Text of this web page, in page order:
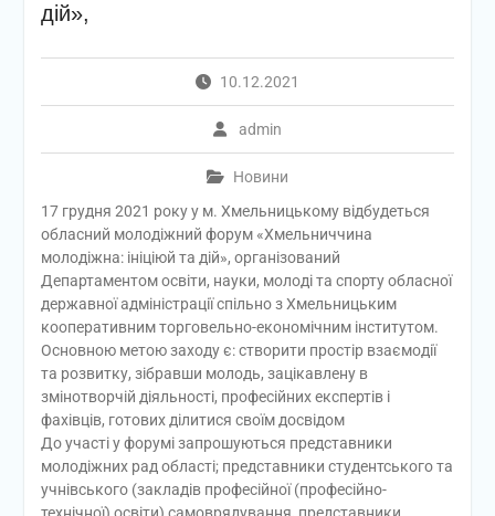
дій»,
10.12.2021
admin
Новини
17 грудня 2021 року у м. Хмельницькому відбудеться
обласний молодіжний форум «Хмельниччина
молодіжна: ініціюй та дій», організований
Департаментом освіти, науки, молоді та спорту обласної
державної адміністрації спільно з Хмельницьким
кооперативним торговельно-економічним інститутом.
Основною метою заходу є: створити простір взаємодії
та розвитку, зібравши молодь, зацікавлену в
змінотворчій діяльності, професійних експертів і
фахівців, готових ділитися своїм досвідом
До участі у форумі запрошуються представники
молодіжних рад області; представники студентського та
учнівського (закладів професійної (професійно-